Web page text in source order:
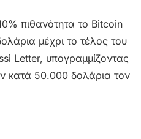
πιθανότητα το Bitcoin
μέχρι το τέλος του
Letter, υπογραμμίζοντας
κατά 50.000 δολάρια τον